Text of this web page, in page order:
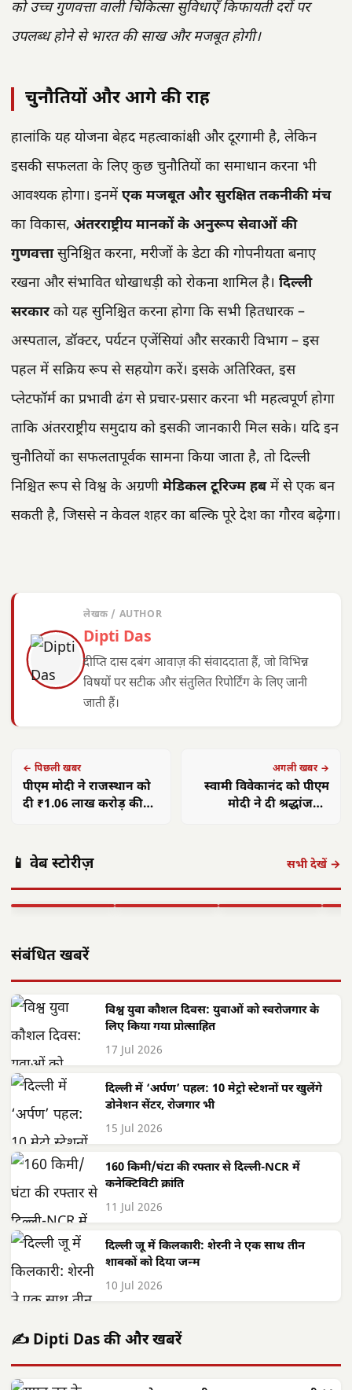
को उच्च गुणवत्ता वाली चिकित्सा सुविधाएँ किफायती दरों पर
उपलब्ध होने से भारत की साख और मजबूत होगी।
चुनौतियों और आगे की राह
हालांकि यह योजना बेहद महत्वाकांक्षी और दूरगामी है, लेकिन
इसकी सफलता के लिए कुछ चुनौतियों का समाधान करना भी
आवश्यक होगा। इनमें एक मजबूत और सुरक्षित तकनीकी मंच
का विकास, अंतरराष्ट्रीय मानकों के अनुरूप सेवाओं की
गुणवत्तासुनिश्चित करना, मरीजों के डेटा की गोपनीयता बनाए
रखना और संभावित धोखाधड़ी को रोकना शामिल है। दिल्ली
सरकारको यह सुनिश्चित करना होगा कि सभी हितधारक –
अस्पताल, डॉक्टर, पर्यटन एजेंसियां और सरकारी विभाग – इस
पहल में सक्रिय रूप से सहयोग करें। इसके अतिरिक्त, इस
प्लेटफॉर्म का प्रभावी ढंग से प्रचार-प्रसार करना भी महत्वपूर्ण होगा
ताकि अंतरराष्ट्रीय समुदाय को इसकी जानकारी मिल सके। यदि इन
चुनौतियों का सफलतापूर्वक सामना किया जाता है, तो दिल्ली
निश्चित रूप से विश्व के अग्रणी मेडिकल टूरिज्म हबमें से एक बन
सकती है, जिससे न केवल शहर का बल्कि पूरे देश का गौरव बढ़ेगा।
लेखक / AUTHOR
Dipti Das
दीप्ति दास दबंग आवाज़ की संवाददाता हैं, जो विभिन्न
विषयों पर सटीक और संतुलित रिपोर्टिंग के लिए जानी
जाती हैं।
← पिछली खबर
पीएम मोदी ने राजस्थान को
दी ₹1.06 लाख करोड़ की
अगली खबर →
स्वामी विवेकानंद को पीएम
मोदी ने दी श्रद्धांजलि:
📱 वेब स्टोरीज़ सभी देखें →
खरोरा पुलिस ने
शराब के…
सेवा…
फैसले: विकास और
मिली नई…
संबंधित खबरें
विश्व युवा कौशल दिवस: युवाओं को स्वरोजगार के
लिए किया गया प्रोत्साहित
17 Jul 2026
दिल्ली में ‘अर्पण’ पहल: 10 मेट्रो स्टेशनों पर खुलेंगे
डोनेशन सेंटर, रोजगार भी
15 Jul 2026
160 किमी/घंटा की रफ्तार से दिल्ली-NCR में
कनेक्टिविटी क्रांति
11 Jul 2026
दिल्ली जू में किलकारी: शेरनी ने एक साथ तीन
शावकों को दिया जन्म
10 Jul 2026
✍️ Dipti Das की और खबरें